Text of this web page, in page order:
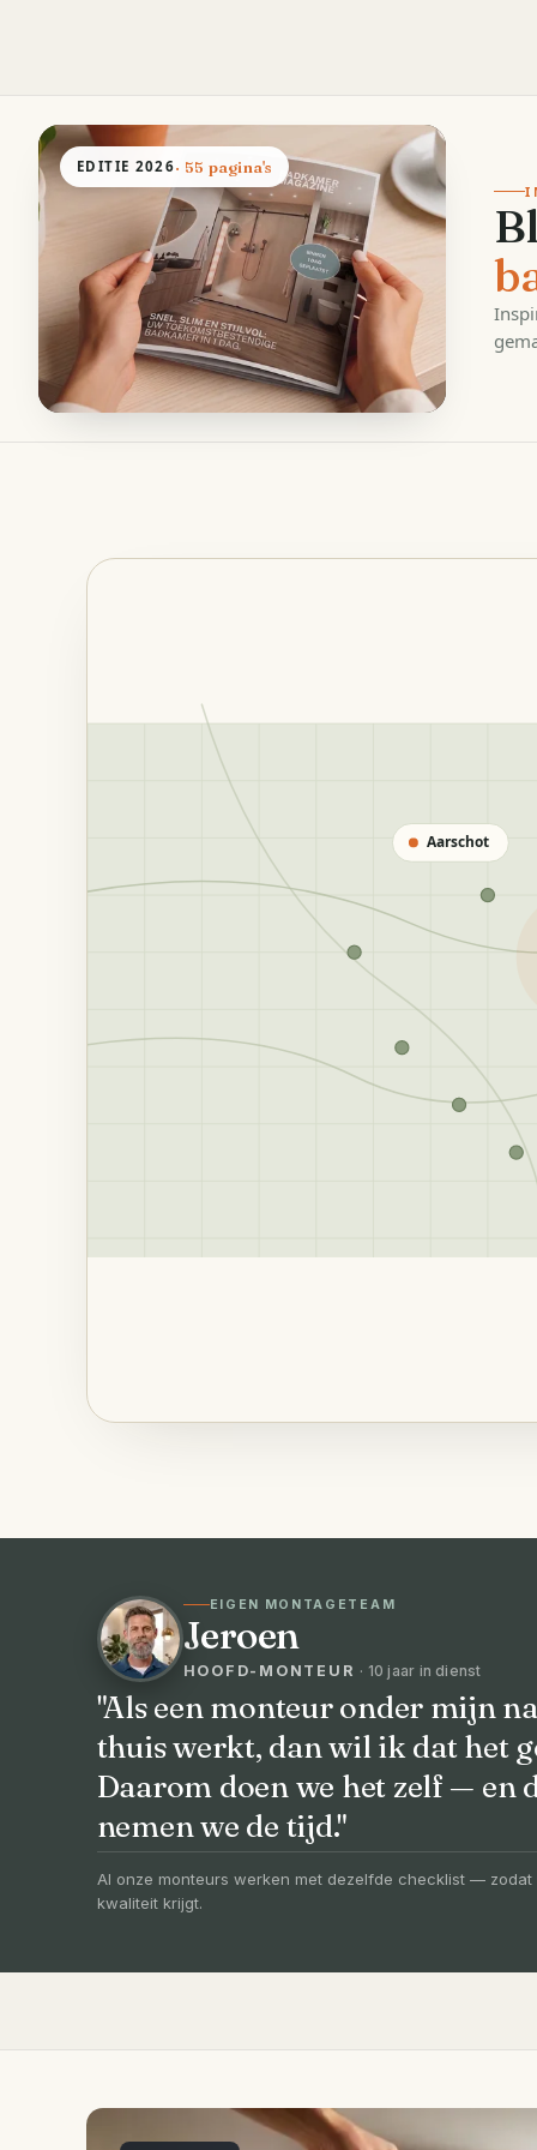
EDITIE 2026· 55 pagina's
Aarschot
EIGEN MONTAGETEAM
Jeroen
HOOFD-MONTEUR · 10 jaar in dienst
"Als een monteur onder mijn
thuis werkt, dan wil ik dat het
Daarom doen we het zelf — en
nemen we de tijd."
Al onze monteurs werken met dezelfde checklist —
kwaliteit krijgt.
VOORHEEN → NA
Uw badkamer,
vernieuwd in